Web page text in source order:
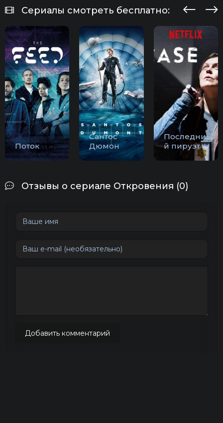
Сериалы смотреть бесплатно:
Поток
Сантос
Дюмон
Последни
й пируэт
Отзывы о сериале Откровения (0)
Добавить комментарий